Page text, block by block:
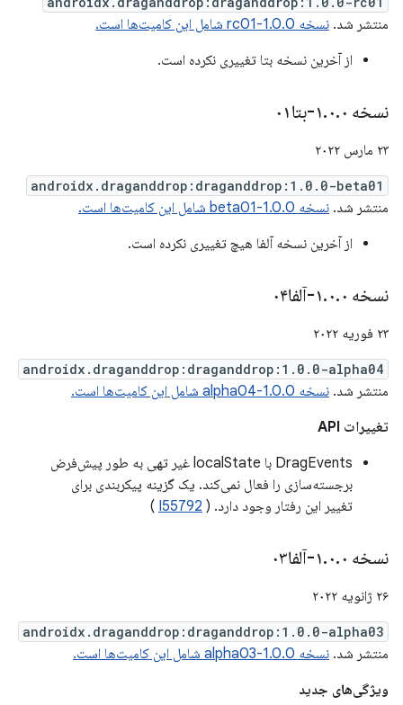
منتشر شد. نسخه 1.0.0-rc01 شامل این کامیت‌ها است.
از آخرین نسخه بتا تغییری نکرده است.
نسخه ۱ .۰.۰-بتا۰۱
۲۳ مارس ۲۰۲۲
androidx.draganddrop:draganddrop:1.0.0-beta01
منتشر شد. نسخه 1.0.0-beta01 شامل این کامیت‌ها است.
از آخرین نسخه آلفا هیچ تغییری نکرده است.
نسخه ۱ .۰.۰-آلفا۰۴
۲۳ فوریه ۲۰۲۲
androidx.draganddrop:draganddrop:1.0.0-alpha04
منتشر شد. نسخه 1.0.0-alpha04 شامل این کامیت‌ها است.
تغییرات API
DragEvents با localState غیر تهی به طور پیش‌فرض
برجسته‌سازی را فعال نمی‌کند. یک گزینه پیکربندی برای
تغییر این رفتار وجود دارد. ( I55792
)
نسخه ۱ .۰.۰-آلفا۰۳
۲۶ ژانویه ۲۰۲۲
androidx.draganddrop:draganddrop:1.0.0-alpha03
منتشر شد. نسخه 1.0.0-alpha03 شامل این کامیت‌ها است.
ویژگی‌های جدید